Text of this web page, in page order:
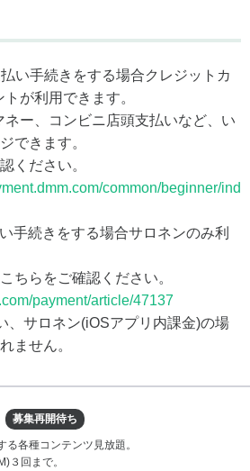
い手続きをする場合クレジットカ
が利用できます。
ネー、コンビニ店頭支払いなど、い
できます。
ください。
common/beginner/ind
手続きをする場合サロネンのみ利
ちらをご確認ください。
payment/article/47137
、サロネン(iOSアプリ内課金)の場
ません。
募集再開待ち
各種コンテンツ見放題。
３回まで。